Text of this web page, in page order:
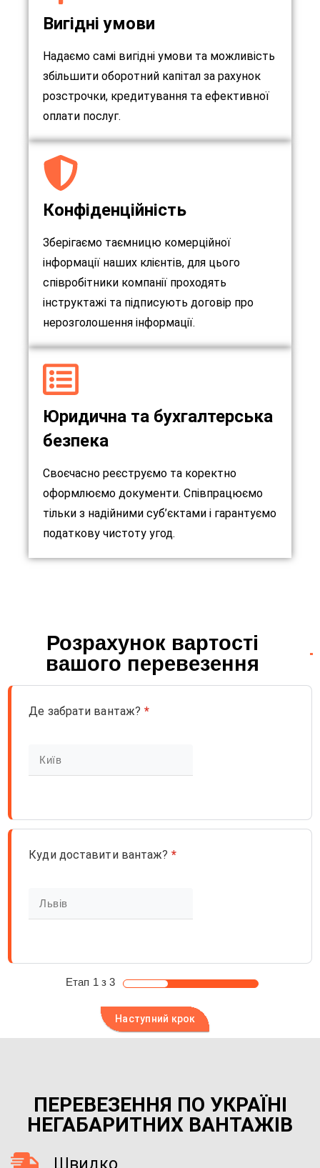
Вигідні умови
Надаємо самі вигідні умови та можливість
збільшити оборотний капітал за рахунок
розстрочки, кредитування та ефективної
оплати послуг.
Конфіденційність
Зберігаємо таємницю комерційної
інформації наших клієнтів, для цього
співробітники компанії проходять
інструктажі та підписують договір про
нерозголошення інформації.
Юридична та бухгалтерська
безпека
Своєчасно реєструємо та коректно
оформлюємо документи. Співпрацюємо
тільки з надійними суб’єктами і гарантуємо
податкову чистоту угод.
Розрахунок вартості
вашого перевезення
Де забрати вантаж? *
Куди доставити вантаж? *
Етап 1 з 3
ПЕРЕВЕЗЕННЯ ПО УКРАЇНІ
НЕГАБАРИТНИХ ВАНТАЖІВ
Швидко